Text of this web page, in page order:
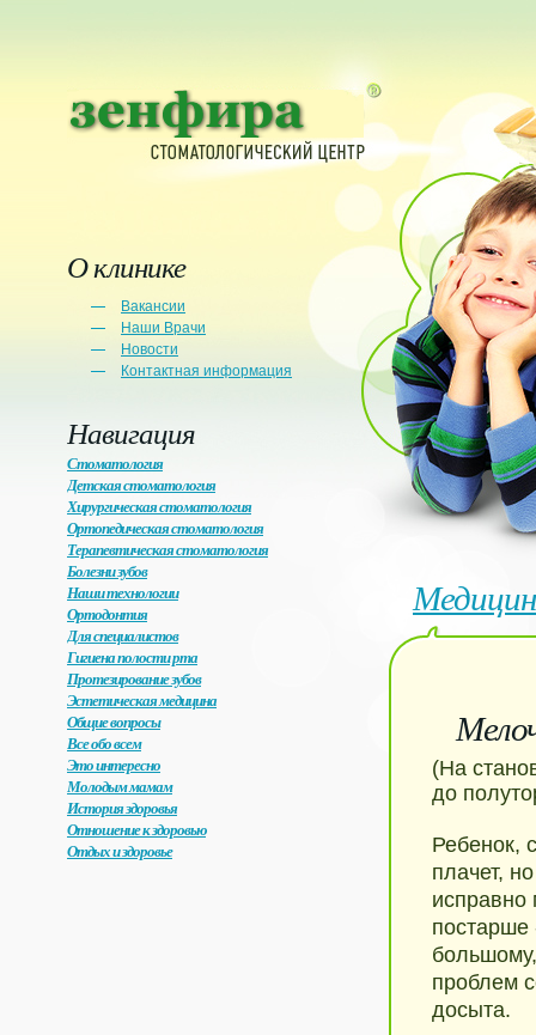
О клинике
Вакансии
Наши Врачи
Новости
Контактная информация
Навигация
Стоматология
Детская стоматология
Хирургическая стоматология
Ортопедическая стоматология
Терапевтическая стоматология
Болезни зубов
Наши технологии
Ортодонтия
Для специалистов
Гигиена полости рта
Протезирование зубов
Эстетическая медицина
Общие вопросы
Все обо всем
Это интересно
Молодым мамам
История здоровья
Отношение к здоровью
Отдых и здоровье
(На
до
Ребенок,
плачет,
постарше
проблем
досыта.